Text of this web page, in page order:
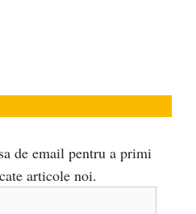
de email pentru a primi
articole noi.